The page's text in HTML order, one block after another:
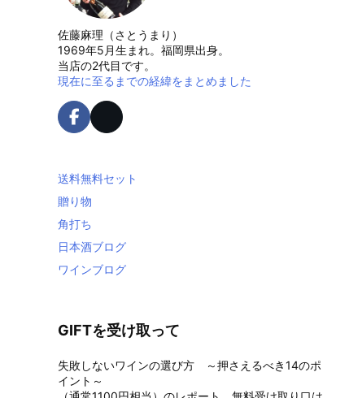
佐藤麻理（さとうまり）
1969年5月生まれ。福岡県出身。
当店の2代目です。
現在に至るまでの経緯をまとめました
送料無料セット
贈り物
角打ち
日本酒ブログ
ワインブログ
GIFTを受け取って
失敗しないワインの選び方 ～押さえるべき14のポ
イント～